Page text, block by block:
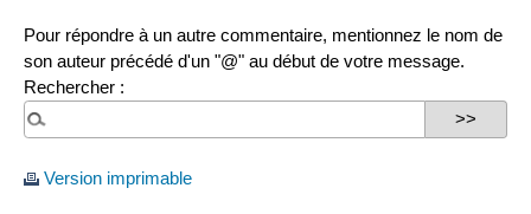
Pour répondre à un autre commentaire, mentionnez le nom de
son auteur précédé d'un "@" au début de votre message.
Rechercher :
Version imprimable